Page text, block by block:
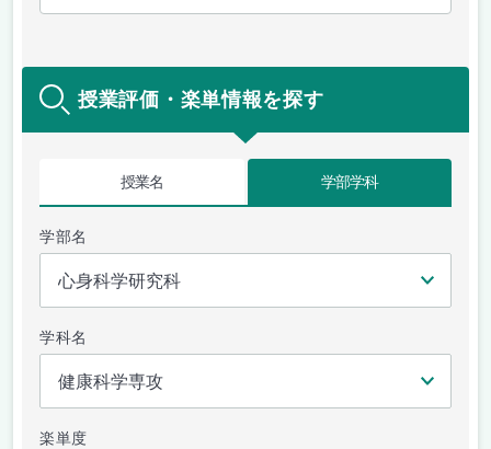
授業評価・楽単情報を探す
授業名 学部学科
学部名
学科名
楽単度